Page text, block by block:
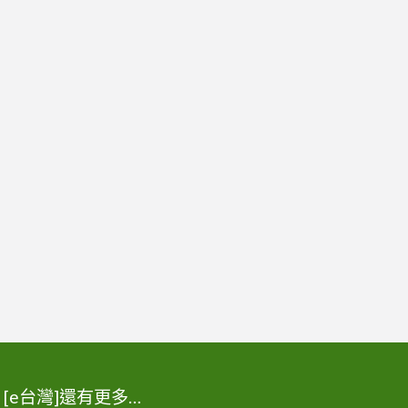
[e台灣]還有更多…